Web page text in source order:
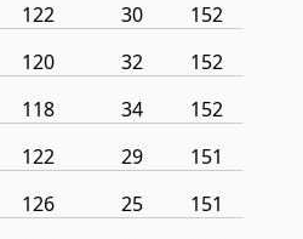
122 30
152
120 32
152
118 34
152
122 29
151
126 25
151